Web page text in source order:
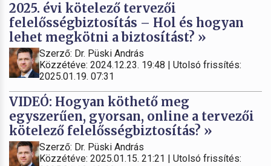
2025. évi kötelező tervezői
felelősségbiztosítás – Hol és hogyan
lehet megkötni a biztosítást? »
Szerző: Dr. Püski András
Közzétéve: 2024.12.23. 19:48 | Utolsó frissítés:
2025.01.19. 07:31
VIDEÓ: Hogyan köthető meg
egyszerűen, gyorsan, online a tervezői
kötelező felelősségbiztosítás? »
Szerző: Dr. Püski András
Közzétéve: 2025.01.15. 21:21 | Utolsó frissítés: